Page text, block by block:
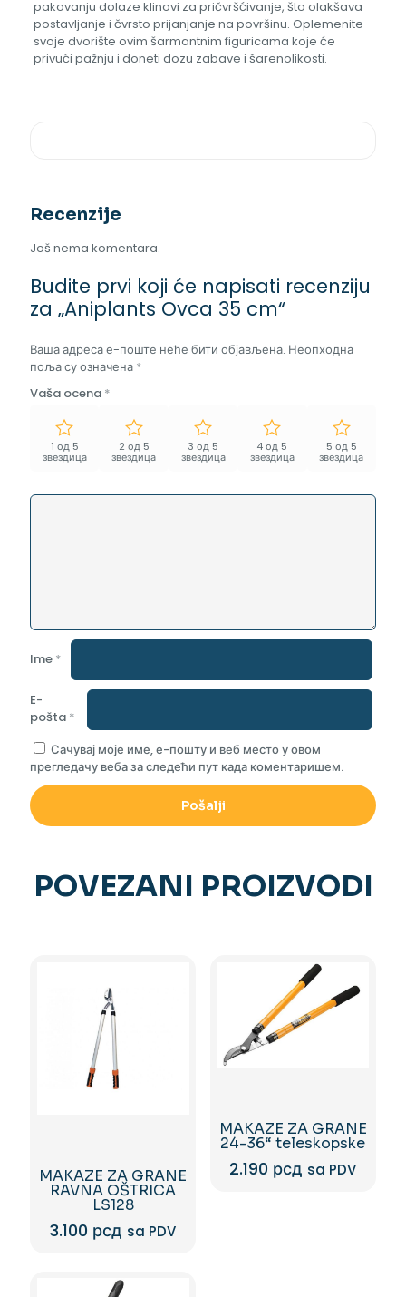
pakovanju dolaze klinovi za pričvršćivanje, što olakšava
postavljanje i čvrsto prijanjanje na površinu. Oplemenite
svoje dvorište ovim šarmantnim figuricama koje će
privući pažnju i doneti dozu zabave i šarenolikosti.
Recenzije
Još nema komentara.
Budite prvi koji će napisati recenziju
za „Aniplants Ovca 35 cm“
Ваша адреса е-поште неће бити објављена. Неопходна
поља су означена *
Vaša ocena *
1 од 5
звездица
2 од 5
звездица
3 од 5
звездица
4 од 5
звездица
5 од 5
звездица
Ime *
E-
pošta *
Сачувај моје име, е-пошту и веб место у овом
прегледачу веба за следећи пут када коментаришем.
POVEZANI PROIZVODI
MAKAZE ZA GRANE
RAVNA OŠTRICA
LS128
3.100 рсд sa PDV
MAKAZE ZA GRANE
24-36“ teleskopske
2.190 рсд sa PDV